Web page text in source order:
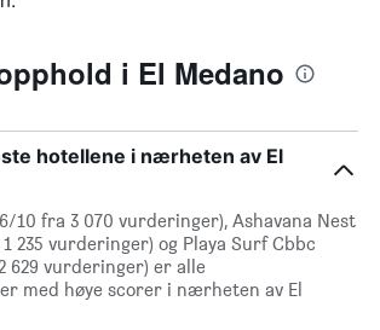
i El Medano
hotellene i nærheten av El
10 fra 3 070 vurderinger), Ashavana Nest
235 vurderinger) og Playa Surf Cbbc
629 vurderinger) er alle
med høye scorer i nærheten av El